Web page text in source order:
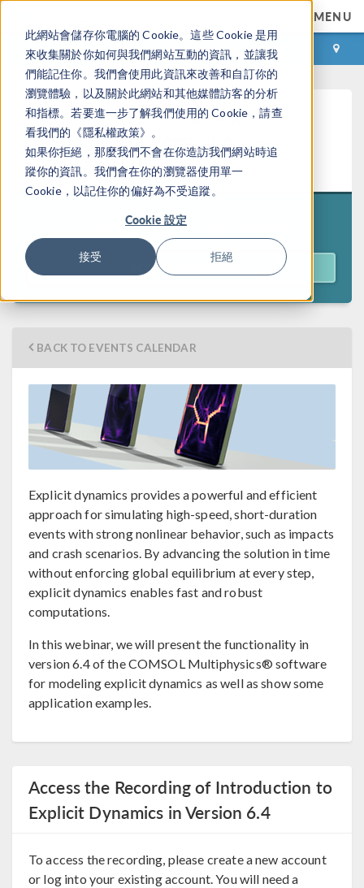
此網站會儲存你電腦的 Cookie。這些 Cookie 是用
來收集關於你如何與我們網站互動的資訊，並讓我
們能記住你。我們會使用此資訊來改善和自訂你的
瀏覽體驗，以及關於此網站和其他媒體訪客的分析
和指標。若要進一步了解我們使用的 Cookie，請查
看我們的《隱私權政策》。
如果你拒絕，那麼我們不會在你造訪我們網站時追
蹤你的資訊。我們會在你的瀏覽器使用單一
Cookie，以記住你的偏好為不受追蹤。
Cookie 設定
接受 拒絕
MENU
登录 咨询与购买
Introduction to Explicit
Dynamics in Version 6.4 —
On Demand
Originally aired on
ACCESS WEBINAR
BACK TO EVENTS CALENDAR
Explicit dynamics provides a powerful and efficient
approach for simulating high-speed, short-duration
events with strong nonlinear behavior, such as impacts
and crash scenarios. By advancing the solution in time
without enforcing global equilibrium at every step,
explicit dynamics enables fast and robust
computations.
In this webinar, we will present the functionality in
version 6.4 of the COMSOL Multiphysics® software
for modeling explicit dynamics as well as show some
application examples.
Access the Recording of Introduction to
Explicit Dynamics in Version 6.4
To access the recording, please create a new account
or log into your existing account. You will need a